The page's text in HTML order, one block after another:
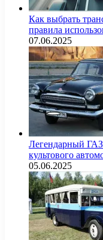
Как выбрать
правила
07.06.2025
Легендарный
культового
05.06.2025